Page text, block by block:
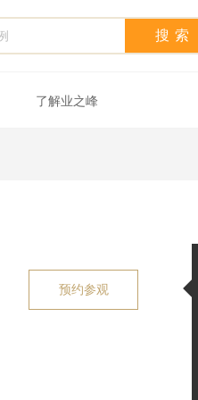
搜索
了解业之峰
预约参观